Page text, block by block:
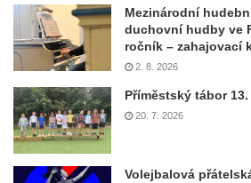
Mezinárodní
duchovní hudby ve
ročník – zahajovací
2. 8. 2026
Příměstský tábor 13.
20. 7. 2026
Volejbalová